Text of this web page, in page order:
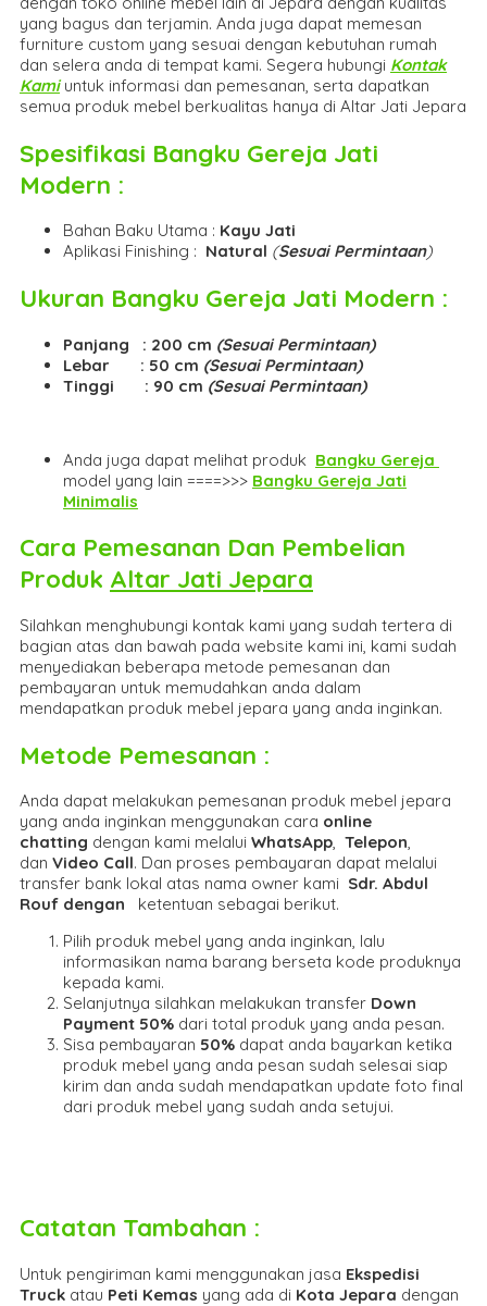
yang bagus dan terjamin. Anda juga dapat memesan
furniture custom yang sesuai dengan kebutuhan rumah
dan selera anda di tempat kami. Segera hubungi Kontak
Kamiuntuk informasi dan pemesanan, serta dapatkan
semua produk mebel berkualitas hanya di Altar Jati Jepara
Spesifikasi Bangku Gereja Jati
Modern :
Bahan Baku Utama : Kayu Jati
Aplikasi Finishing : Natural (Sesuai Permintaan)
Ukuran Bangku Gereja Jati Modern :
Panjang : 200 cm (Sesuai Permintaan)
Lebar : 50 cm (Sesuai Permintaan)
Tinggi : 90 cm (Sesuai Permintaan)
Anda juga dapat melihat produk Bangku Gereja
model yang lain ====>>> Bangku Gereja Jati
Minimalis
Cara Pemesanan Dan Pembelian
Produk Altar Jati Jepara
Silahkan menghubungi kontak kami yang sudah tertera di
bagian atas dan bawah pada website kami ini, kami sudah
menyediakan beberapa metode pemesanan dan
pembayaran untuk memudahkan anda dalam
mendapatkan produk mebel jepara yang anda inginkan.
Metode Pemesanan :
Anda dapat melakukan pemesanan produk mebel jepara
yang anda inginkan menggunakan cara online
chatting dengan kami melalui WhatsApp, Telepon,
dan Video Call. Dan proses pembayaran dapat melalui
transfer bank lokal atas nama owner kami Sdr. Abdul
Rouf dengan ketentuan sebagai berikut.
Pilih produk mebel yang anda inginkan, lalu
informasikan nama barang berseta kode produknya
kepada kami.
Selanjutnya silahkan melakukan transfer Down
Payment 50% dari total produk yang anda pesan.
Sisa pembayaran 50% dapat anda bayarkan ketika
produk mebel yang anda pesan sudah selesai siap
kirim dan anda sudah mendapatkan update foto final
dari produk mebel yang sudah anda setujui.
Catatan Tambahan :
Untuk pengiriman kami menggunakan jasa Ekspedisi
Truck atau Peti Kemas yang ada di Kota Jepara dengan